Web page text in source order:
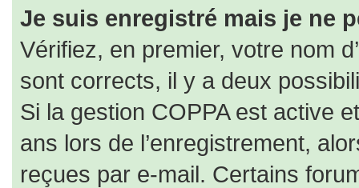
Je suis enregistré mais je ne
Vérifiez, en premier, votre nom
sont corrects, il y a deux
Si la gestion COPPA est active
ans lors de l’enregistrement,
reçues par e-mail. Certains